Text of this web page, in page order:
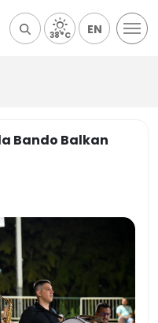
38°C EN
Bando Balkan